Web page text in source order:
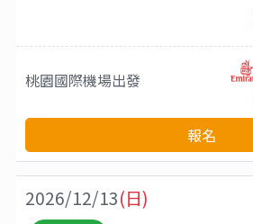
桃園國際機場出發
報名
2026/12/13(日)